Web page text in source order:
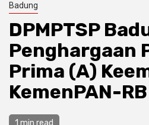
Badung
DPMPTSP
Penghargaan
Prima (A)
KemenPAN-RB
1 min read